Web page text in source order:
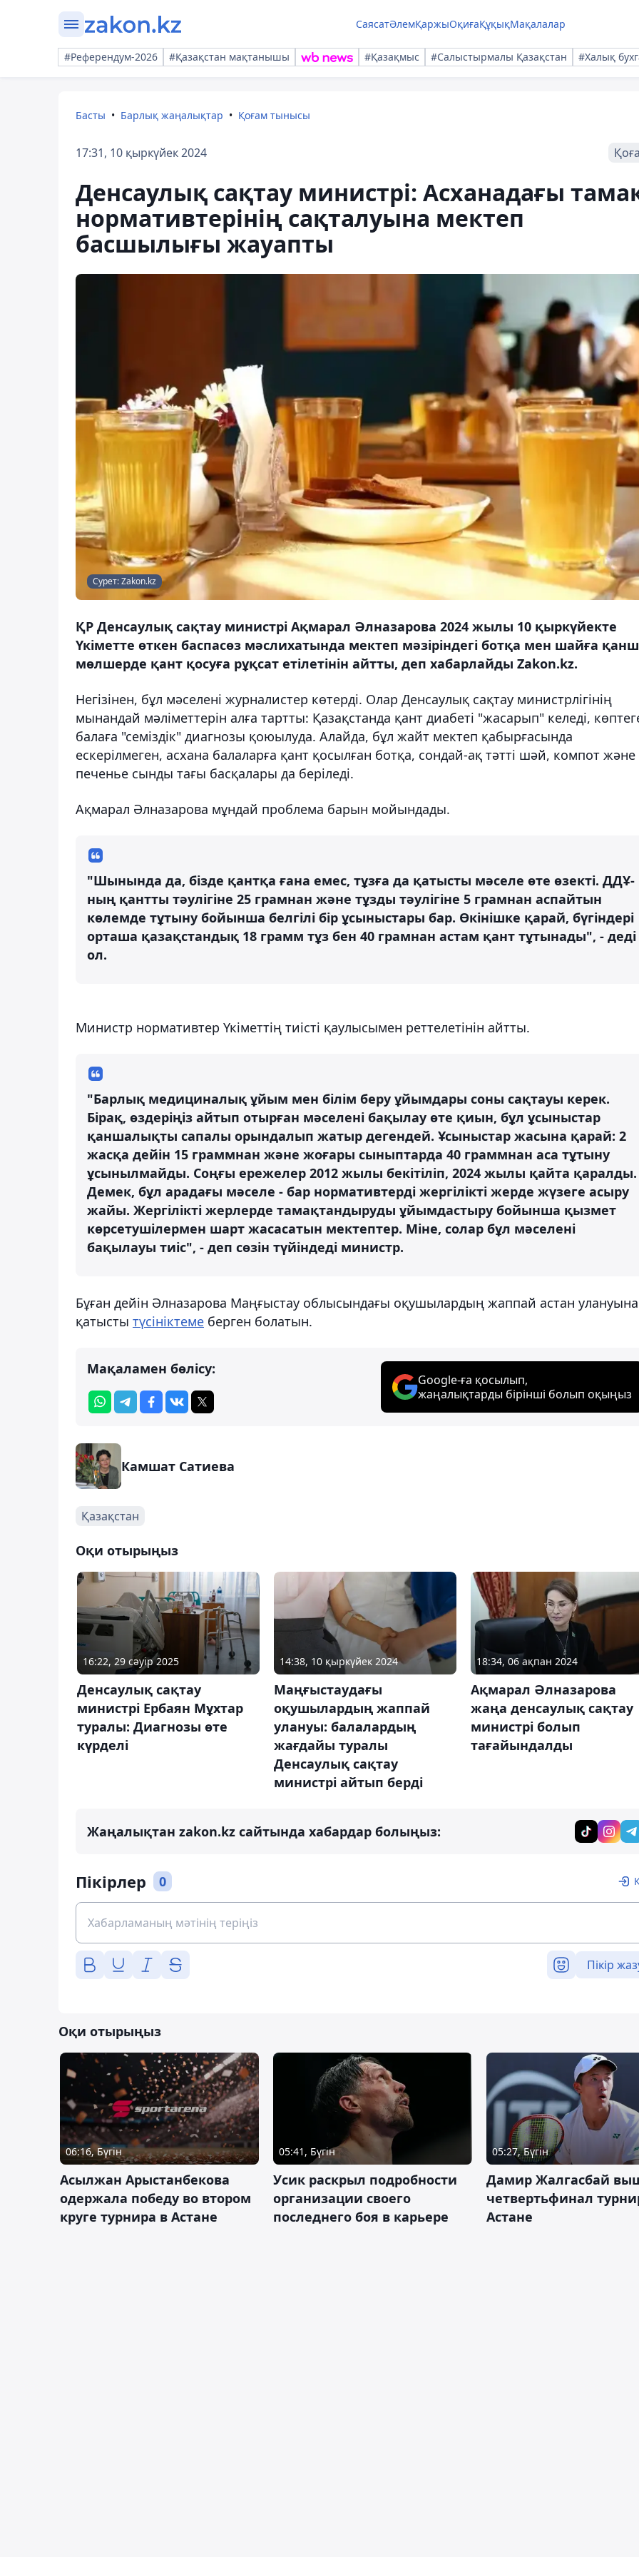
СаясатӘлемҚаржыОқиғаҚұқықМақалалар
#Референдум-2026 #Қазақстан мақтанышы #Қазақмыс #Салыстырмалы Қазақстан #Халық
Басты Барлық жаңалықтар Қоғам тынысы
17:31, 10 қыркүйек 2024
Денсаулық сақтау министрі: Асханадағы
нормативтерінің сақталуына мектеп
басшылығы жауапты
Сурет: Zakon.kz
ҚР Денсаулық сақтау министрі Ақмарал Әлназарова 2024 жылы 10 қыркүйекте
Үкіметте өткен баспасөз мәслихатында мектеп мәзіріндегі ботқа мен шайға
мөлшерде қант қосуға рұқсат етілетінін айтты, деп хабарлайды Zakon.kz.
Негізінен, бұл мәселені журналистер көтерді. Олар Денсаулық сақтау министрлігінің
мынандай мәліметтерін алға тартты: Қазақстанда қант диабеті "жасарып" келеді,
балаға "семіздік" диагнозы қоюылуда. Алайда, бұл жайт мектеп қабырғасында
ескерілмеген, асхана балаларға қант қосылған ботқа, сондай-ақ тәтті шәй, компот және
печенье сынды тағы басқалары да беріледі.
Ақмарал Әлназарова мұндай проблема барын мойындады.
"Шынында да, бізде қантқа ғана емес, тұзға да қатысты мәселе өте өзекті. ДДҰ-
ның қантты тәулігіне 25 грамнан және тұзды тәулігіне 5 грамнан аспайтын
көлемде тұтыну бойынша белгілі бір ұсыныстары бар. Өкінішке қарай, бүгіндері
орташа қазақстандық 18 грамм тұз бен 40 грамнан астам қант тұтынады", - деді
ол.
Министр нормативтер Үкіметтің тиісті қаулысымен реттелетінін айтты.
"Барлық медициналық ұйым мен білім беру ұйымдары соны сақтауы керек.
Бірақ, өздеріңіз айтып отырған мәселені бақылау өте қиын, бұл ұсыныстар
қаншалықты сапалы орындалып жатыр дегендей. Ұсыныстар жасына қарай: 2
жасқа дейін 15 граммнан және жоғары сыныптарда 40 граммнан аса тұтыну
ұсынылмайды. Соңғы ережелер 2012 жылы бекітіліп, 2024 жылы қайта қаралды.
Демек, бұл арадағы мәселе - бар нормативтерді жергілікті жерде жүзеге асыру
жайы. Жергілікті жерлерде тамақтандыруды ұйымдастыру бойынша қызмет
көрсетушілермен шарт жасасатын мектептер. Міне, солар бұл мәселені
бақылауы тиіс", - деп сөзін түйіндеді министр.
Бұған дейін Әлназарова Маңғыстау облысындағы оқушылардың жаппай астан улануына
қатысты түсініктеме берген болатын.
Мақаламен бөлісу:
Google-ға қосылып,
жаңалықтарды бірінші болып оқыңыз
Камшат Сатиева
Қазақстан
Оқи отырыңыз
16:22, 29 сәуір 2025
Денсаулық сақтау
министрі Ербаян Мұхтар
туралы: Диагнозы өте
күрделі
14:38, 10 қыркүйек 2024
Маңғыстаудағы
оқушылардың жаппай
улануы: балалардың
жағдайы туралы
Денсаулық сақтау
министрі айтып берді
18:34, 06 ақпан 2024
Ақмарал Әлназарова
жаңа денсаулық сақтау
министрі болып
тағайындалды
Жаңалықтан zakon.kz сайтында хабардар болыңыз:
Пікірлер 0
Пікір
Оқи отырыңыз
06:16, Бүгін
Асылжан Арыстанбекова
одержала победу во втором
круге турнира в Астане
05:41, Бүгін
Усик раскрыл подробности
организации своего
последнего боя в карьере
05:27, Бүгін
Дамир Жалгасбай
четвертьфинал
Астане